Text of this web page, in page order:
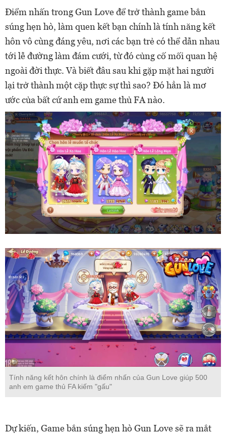
Điểm nhấn trong Gun Love để trở thành game bắn
súng hẹn hò, làm quen kết bạn chính là tính năng kết
hôn vô cùng đáng yêu, nơi các bạn trẻ có thể dẫn nhau
tới lễ đường làm đám cưới, từ đó củng cố mối quan hệ
ngoài đời thực. Và biết đâu sau khi gặp mặt hai người
lại trở thành một cặp thực sự thì sao? Đó hẳn là mơ
ước của bất cứ anh em game thủ FA nào.
Tính năng kết hôn chính là điểm nhấn của Gun Love giúp 500
anh em game thủ FA kiếm "gấu"
Dự kiến, Game bắn súng hẹn hò Gun Love sẽ ra mắt